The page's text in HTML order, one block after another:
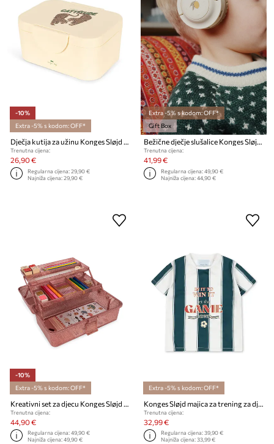
-10%
Extra -5% s kodom: OFF*
Dječja kutija za užinu Konges Sløjd LUNCH BOX
Trenutna cijena:
26,90 €
Regularna cijena:29,90 €
Najniža cijena:29,90 €
Extra -5% s kodom: OFF*
Gift Box
Bežične dječje slušalice Konges Sløjd HEADPHONES
Trenutna cijena:
41,99 €
Regularna cijena:49,90 €
Najniža cijena:44,90 €
-10%
Extra -5% s kodom: OFF*
Trenutna cijena:
44,90 €
Regularna cijena:49,90 €
Najniža cijena:49,90 €
Extra -5% s kodom: OFF*
Trenutna cijena:
32,99 €
Regularna cijena:39,90 €
Najniža cijena:33,99 €